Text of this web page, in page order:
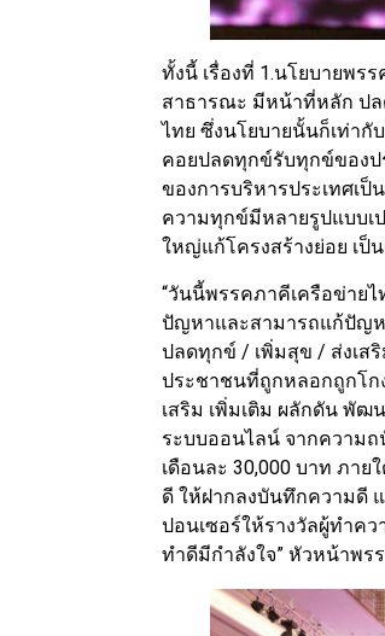
ทั้งนี้ เรื่องที่ 1.นโยบายพร
สาธารณะ มีหน้าที่หลัก ป
ไทย ซึ่งนโยบายนั้นก็เท่ากั
คอยปลดทุกข์รับทุกข์ของป
ของการบริหารประเทศเ
ความทุกข์มีหลายรูปแบบเ
ใหญ่แก้โครงสร้างย่อย เป็
“วันนี้พรรคภาคีเครือข่าย
ปัญหาและสามารถแก้ปัญห
ปลดทุกข์ / เพิ่มสุข / ส่งเส
ประชาชนที่ถูกหลอกถูกโก
เสริม เพิ่มเติม ผลักดัน พัฒ
ระบบออนไลน์ จากความ
เดือนละ 30,000 บาท ภา
ดี ให้ฝากลงบันทึกความดี
ปอนเซอร์ให้รางวัลผู้ทำคว
ทำดีมีกำลังใจ” หัวหน้าพร